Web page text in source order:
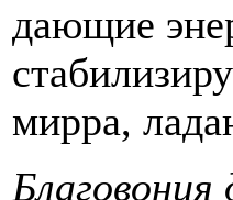
дающие
мирра,